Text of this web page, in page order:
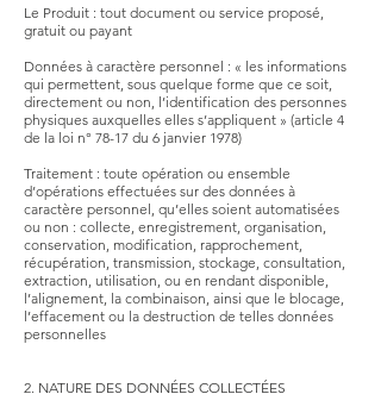
Le Produit : tout document ou service proposé,
gratuit ou payant
Données à caractère personnel : « les informations
qui permettent, sous quelque forme que ce soit,
directement ou non, l’identification des personnes
physiques auxquelles elles s’appliquent » (article 4
de la loi n° 78-17 du 6 janvier 1978)
Traitement : toute opération ou ensemble
d’opérations effectuées sur des données à
caractère personnel, qu’elles soient automatisées
ou non : collecte, enregistrement, organisation,
conservation, modification, rapprochement,
récupération, transmission, stockage, consultation,
extraction, utilisation, ou en rendant disponible,
l’alignement, la combinaison, ainsi que le blocage,
l’effacement ou la destruction de telles données
personnelles
2. NATURE DES DONNÉES COLLECTÉES